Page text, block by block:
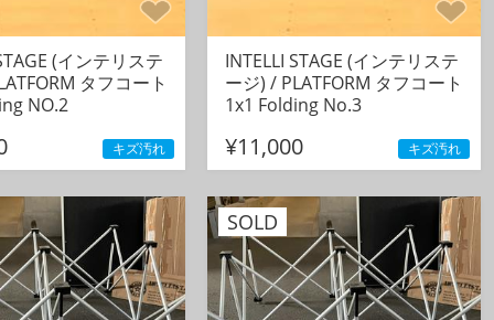
(インテリステ
タフコート
NO.2
キズ汚れ
INTELLI STAGE (インテリステ
ージ) / PLATFORM タフコート
1x1 Folding No.3
¥11,000 キズ汚れ
SOLD